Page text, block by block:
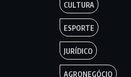
CULTURA
ESPORTE
JURÍDICO
AGRONEGÓCIO